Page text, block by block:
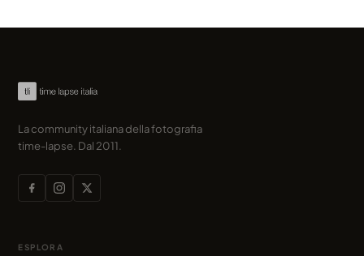
La community italiana della fotografia
time-lapse. Dal 2011.
ESPLORA